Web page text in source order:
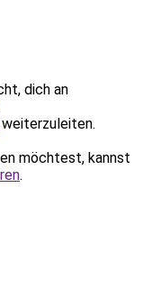
dich an
weiterzuleiten.
möchtest, kannst
.